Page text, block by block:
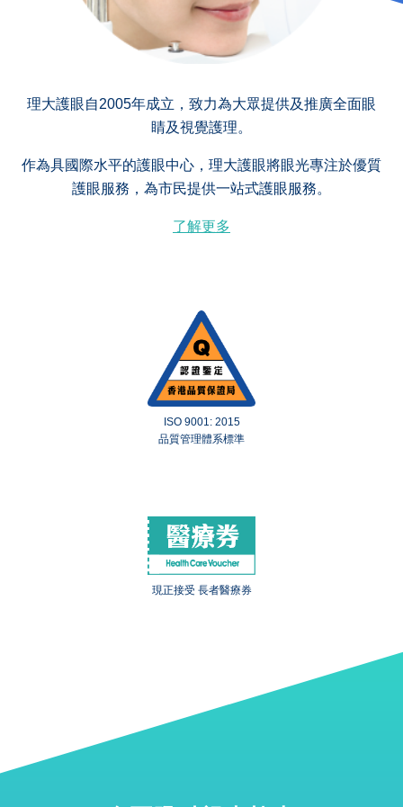
理大護眼自2005年成立，致力為大眾提供及推廣全面眼
睛及視覺護理。
作為具國際水平的護眼中心，理大護眼將眼光專注於優質
護眼服務，為市民提供一站式護眼服務。
了解更多
ISO 9001: 2015
品質管理體系標準
現正接受 長者醫療券